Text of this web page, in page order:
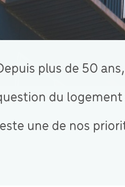
plus de 50
du
une de nos